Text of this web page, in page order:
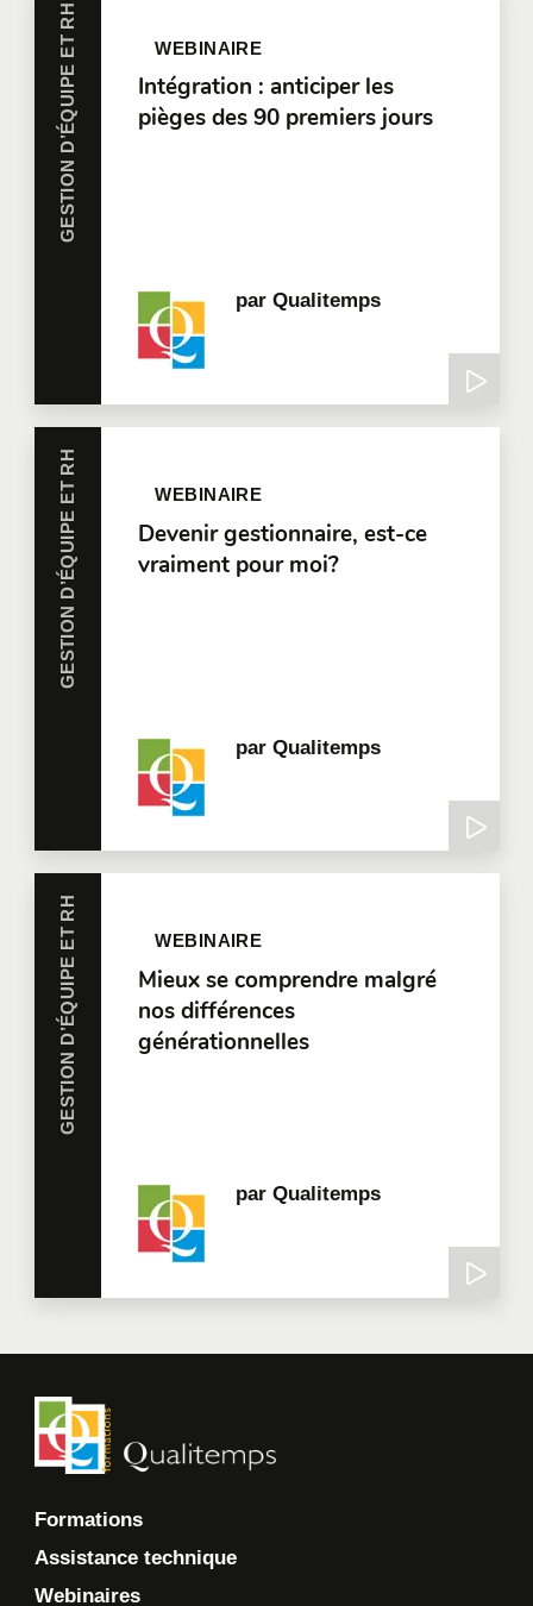
GESTION D’ÉQUIPE ET RH WEBINAIRE
Intégration : anticiper les
pièges des 90 premiers jours
parQualitemps
GESTION D’ÉQUIPE ET RH WEBINAIRE
Devenir gestionnaire, est-ce
vraiment pour moi?
parQualitemps
GESTION D’ÉQUIPE ET RH WEBINAIRE
Mieux se comprendre malgré
nos différences
générationnelles
parQualitemps
Formations
Assistance technique
Webinaires